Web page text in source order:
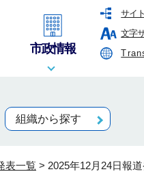
サイ
文字
市政情報
組織から探す
表一覧 > 2025年12月24日報